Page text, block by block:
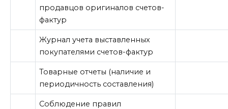
продавцов оригиналов счетов-
фактур
Журнал учета выставленных
покупателями счетов-фактур
Товарные отчеты (наличие и
периодичность составления)
Соблюдение правил